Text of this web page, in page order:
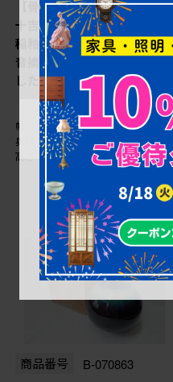
【骨董買取】九谷焼 徳田八
十吉(Tokuda Yasokichi) 瑞
稲釉 四天王図 龍双耳 観
音摘 香炉(菱形)を買取りま
した。
幅：0㎜
奥行：0㎜
高さ：0㎜
商品番号 B-070863